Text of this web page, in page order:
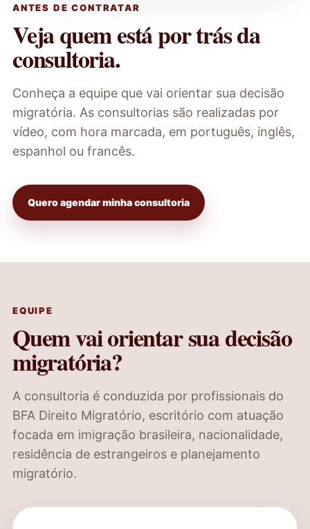
ANTES DE CONTRATAR
Veja quem está por trás da
consultoria.
Conheça a equipe que vai orientar sua decisão
migratória. As consultorias são realizadas por
vídeo, com hora marcada, em português, inglês,
espanhol ou francês.
Quero agendar minha consultoria
EQUIPE
Quem vai orientar sua decisão
migratória?
A consultoria é conduzida por profissionais do
BFA Direito Migratório, escritório com atuação
focada em imigração brasileira, nacionalidade,
residência de estrangeiros e planejamento
migratório.